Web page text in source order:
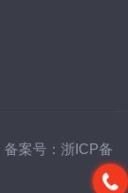
备案号：浙ICP备